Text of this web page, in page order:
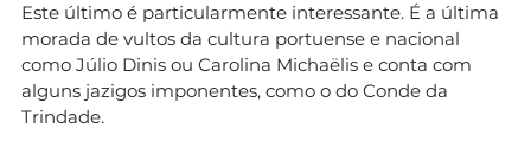
Este último é particularmente interessante. É a última
morada de vultos da cultura portuense e nacional
como Júlio Dinis ou Carolina Michaëlis e conta com
alguns jazigos imponentes, como o do Conde da
Trindade.